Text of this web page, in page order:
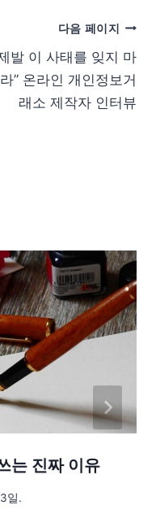
다음 페이지
발 이 사태를 잊지 마
라” 온라인 개인정보거
래소 제작자 인터뷰
는 진짜 이유
일.